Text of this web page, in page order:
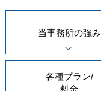
当事務所の強み
各種プラン/
料金